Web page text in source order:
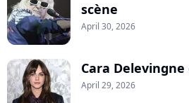
scène
April 30, 2026
Cara
April 29, 2026